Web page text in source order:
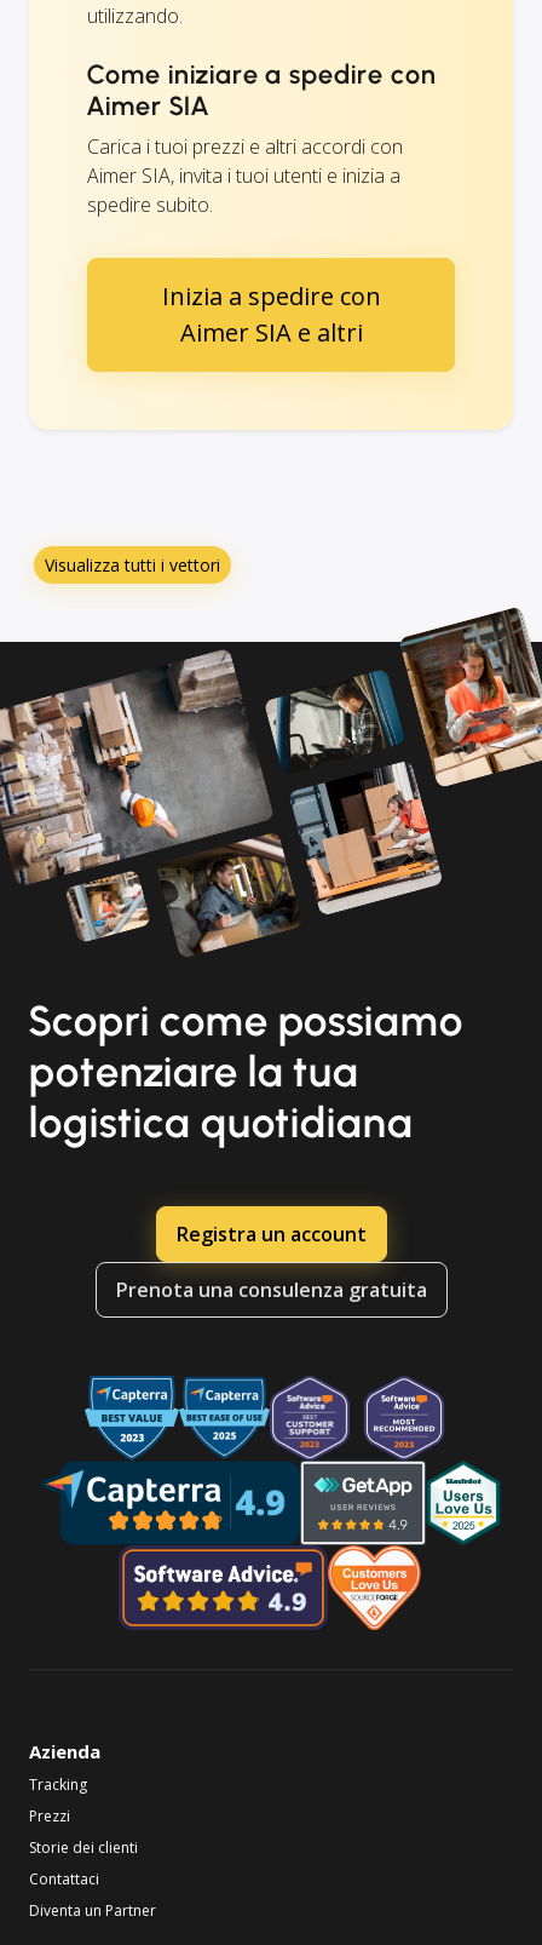
utilizzando.
Come iniziare a spedire con
Aimer SIA
Carica i tuoi prezzi e altri accordi con
Aimer SIA, invita i tuoi utenti e inizia a
spedire subito.
Inizia a spedire con
Aimer SIA e altri
Visualizza tutti i vettori
Scopri come possiamo
potenziare la tua
logistica quotidiana
Registra un account
Prenota una consulenza gratuita
Azienda
Tracking
Prezzi
Storie dei clienti
Contattaci
Diventa un Partner